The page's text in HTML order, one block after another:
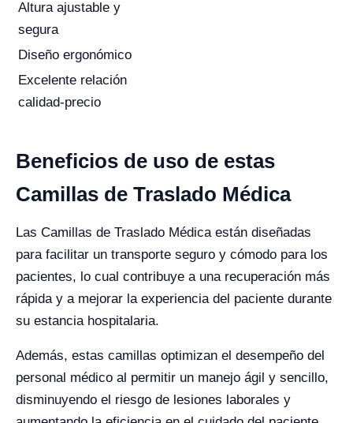
Altura ajustable y
segura
Diseño ergonómico
Excelente relación
calidad-precio
Beneficios de uso de estas
Camillas de Traslado Médica
Las Camillas de Traslado Médica están diseñadas
para facilitar un transporte seguro y cómodo para los
pacientes, lo cual contribuye a una recuperación más
rápida y a mejorar la experiencia del paciente durante
su estancia hospitalaria.
Además, estas camillas optimizan el desempeño del
personal médico al permitir un manejo ágil y sencillo,
disminuyendo el riesgo de lesiones laborales y